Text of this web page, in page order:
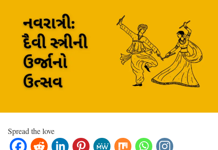
Spread the love